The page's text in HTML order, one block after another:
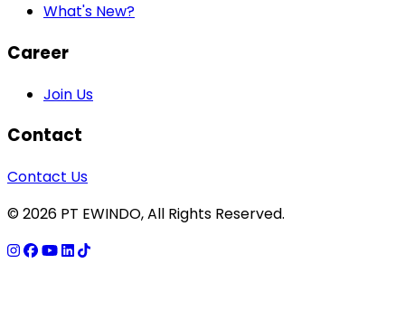
What's New?
Career
Join Us
Contact
Contact Us
© 2026 PT EWINDO, All Rights Reserved.